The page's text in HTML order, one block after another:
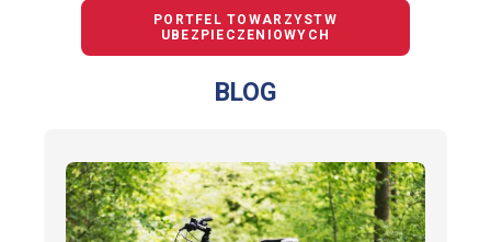
PORTFEL TOWARZYSTW
UBEZPIECZENIOWYCH
BLOG